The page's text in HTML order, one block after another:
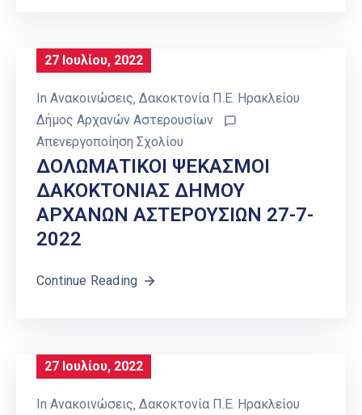
27 Ιουλίου, 2022
In Ανακοινώσεις‚ Δακοκτονία Π.Ε. Ηρακλείου
Δήμος Αρχανών Αστερουσίων
Απενεργοποίηση Σχολίου
ΔΟΛΩΜΑΤΙΚΟΙ ΨΕΚΑΣΜΟΙ
ΔΑΚΟΚΤΟΝΙΑΣ ΔΗΜΟΥ
ΑΡΧΑΝΩΝ ΑΣΤΕΡΟΥΣΙΩΝ 27-7-
2022
Continue Reading
27 Ιουλίου, 2022
In Ανακοινώσεις‚ Δακοκτονία Π.Ε. Ηρακλείου